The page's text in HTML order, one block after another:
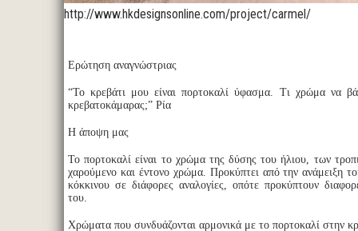
http://www.hkdesignsonline.com/project/carmel/
Ερώτηση αναγνώστριας
“Το κρεβάτι μου είναι πορτοκαλί ύφασμα. Τι χρώμα να
κρεβατοκάμαρας;” Ρία
Η άποψη μας
Το πορτοκαλί είναι το χρώμα της δύσης του ήλιου, των
χαρούμενο και έντονο χρώμα. Προκύπτει από την ανάμειξη
κόκκινου σε διάφορες αναλογίες, οπότε προκύπτουν
του.
Χρώματα που συνδυάζονται αρμονικά με το πορτοκαλί στην